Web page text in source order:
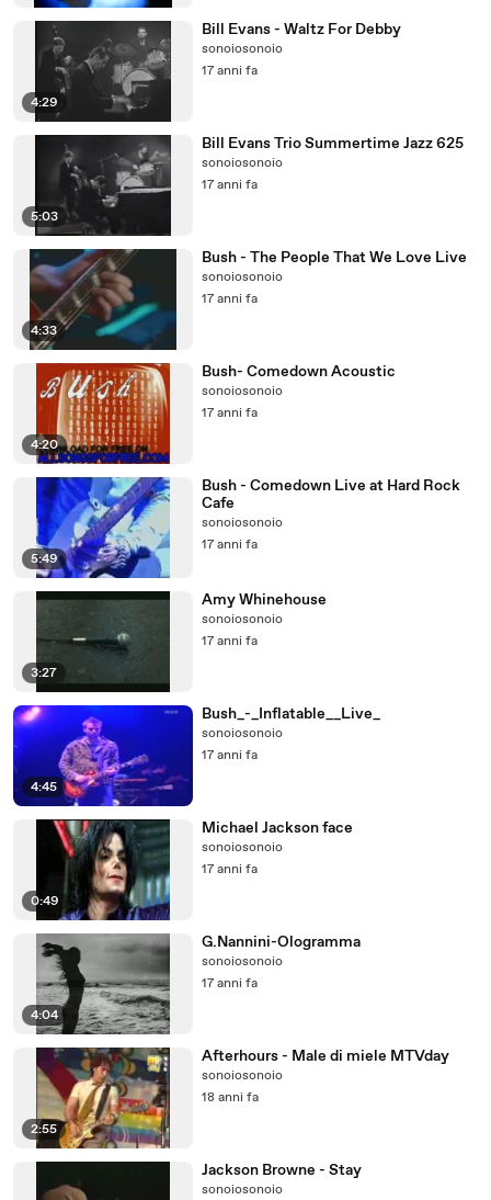
4:29
Bill Evans - Waltz For Debby
sonoiosonoio
17 anni fa
5:03
Bill Evans Trio Summertime Jazz 625
sonoiosonoio
17 anni fa
4:33
Bush - The People That We Love Live
sonoiosonoio
17 anni fa
4:20
Bush- Comedown Acoustic
sonoiosonoio
17 anni fa
5:49
Bush - Comedown Live at Hard Rock
Cafe
sonoiosonoio
17 anni fa
3:27
Amy Whinehouse
sonoiosonoio
17 anni fa
4:45
Bush_-_Inflatable__Live_
sonoiosonoio
17 anni fa
0:49
Michael Jackson face
sonoiosonoio
17 anni fa
4:04
G.Nannini-Ologramma
sonoiosonoio
17 anni fa
2:55
Afterhours - Male di miele MTVday
sonoiosonoio
18 anni fa
Jackson Browne - Stay
sonoiosonoio